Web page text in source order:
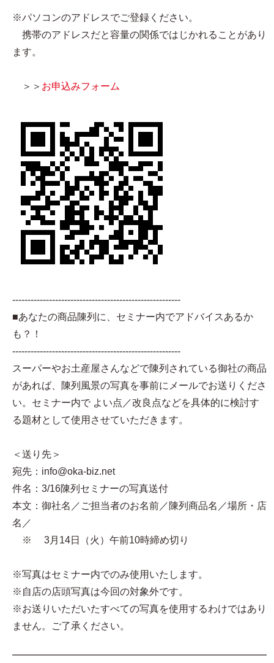
※パソコンのアドレスでご登録ください。
携帯のアドレスだと容量の関係ではじかれることがあり
ます。
＞＞ お申込みフォーム
-------------------------------------------------------
■あなたの商品陳列に、セミナー内でアドバイスあるか
も？！
-------------------------------------------------------
スーパーやお土産屋さんなどで陳列されている御社の商品
があれば、陳列風景の写真を事前にメールでお送りくださ
い。セミナー内で よい点／改良点などを具体的に検討す
る題材として使用させていただきます。
＜送り先＞
宛先：info@oka-biz.net
件名：3/16陳列セミナーの写真送付
本文：御社名／ご担当者のお名前／陳列商品名／場所・店
名／
※ 3月14日（火）午前10時締め切り
※写真はセミナー内でのみ使用いたします。
※自店の店頭写真は今回の対象外です。
※お送りいただいたすべての写真を使用するわけではあり
ません。ご了承ください。
━━━━━━━━━━━━━━━━━━━━━━━━━━